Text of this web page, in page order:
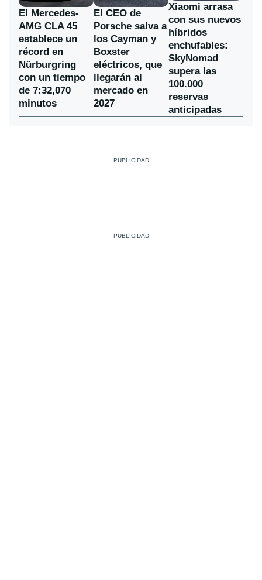
El Mercedes-
AMG CLA 45
establece un
récord en
Nürburgring
con un tiempo
de 7:32,070
minutos
El CEO de
Porsche salva a
los Cayman y
Boxster
eléctricos, que
llegarán al
mercado en
2027
Xiaomi arrasa
con sus nuevos
híbridos
enchufables:
SkyNomad
supera las
100.000
reservas
anticipadas